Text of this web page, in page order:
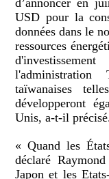
d’annoncer en
USD pour la
données dans le
ressources
l'administration
taïwanaises
développeront
Unis, a-t-il
« Quand les
déclaré
Japon et les